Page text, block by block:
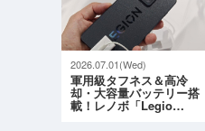
2026.07.01(Wed)
軍用級タフネス＆高冷
却・大容量バッテリー搭
載！レノボ「Legio…